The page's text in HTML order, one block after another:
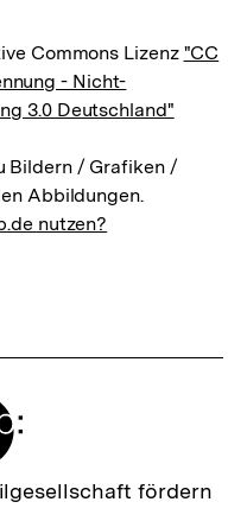
Commons Lizenz "CC
- Nicht-
3.0 Deutschland"
Bildern / Grafiken /
Abbildungen.
nutzen?
fördern